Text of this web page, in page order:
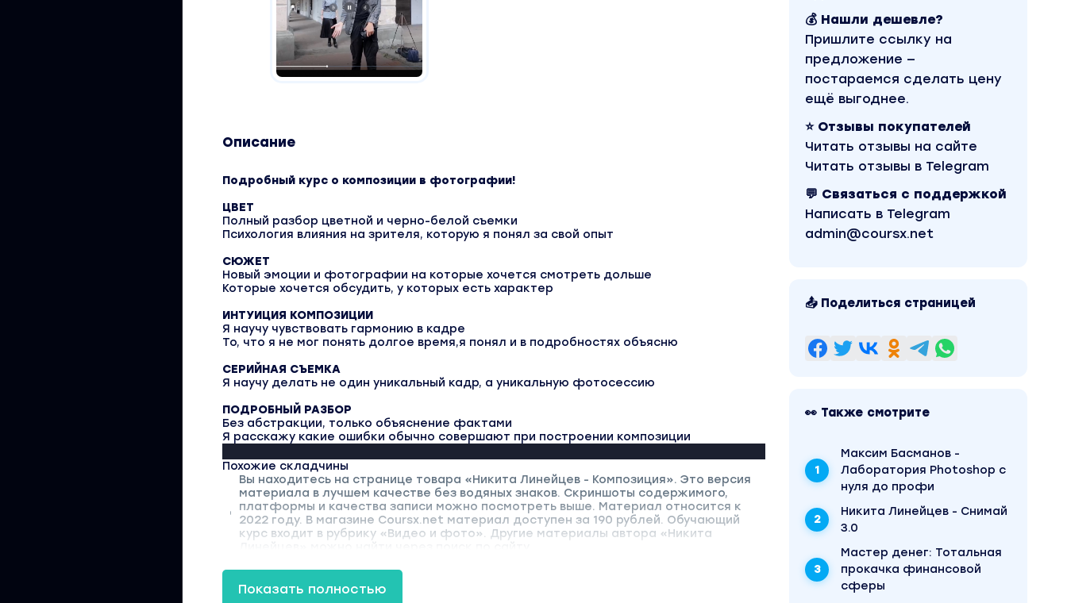
Описание
Подробный курс о композиции в фотографии!
ЦВЕТ
Полный разбор цветной и черно-белой съемки
Психология влияния на зрителя, которую я понял за свой опыт
СЮЖЕТ
Новый эмоции и фотографии на которые хочется смотреть дольше
Которые хочется обсудить, у которых есть характер
ИНТУИЦИЯ КОМПОЗИЦИИ
Я научу чувствовать гармонию в кадре
То, что я не мог понять долгое время,я понял и в подробностях объясню
СЕРИЙНАЯ СЪЕМКА
Я научу делать не один уникальный кадр, а уникальную фотосессию
ПОДРОБНЫЙ РАЗБОР
Без абстракции, только объяснение фактами
Я расскажу какие ошибки обычно совершают при построении композиции
Похожие складчины
Вы находитесь на странице товара «Никита Линейцев - Композиция». Это версия
материала в лучшем качестве без водяных знаков. Скриншоты содержимого,
платформы и качества записи можно посмотреть выше. Материал относится к
2022 году. В магазине Coursx.net материал доступен за 190 рублей. Обучающий
курс входит в рубрику «Видео и фото». Другие материалы автора «Никита
Показать полностью
💰 Нашли дешевле?
Пришлите ссылку на
предложение —
постараемся сделать цену
ещё выгоднее.
⭐ Отзывы покупателей
Читать отзывы на сайте
Читать отзывы в Telegram
💬 Связаться с поддержкой
Написать в Telegram
admin@coursx.net
📤 Поделиться страницей
👀 Также смотрите
Максим Басманов -
Лаборатория Photoshop с
нуля до профи
Никита Линейцев - Снимай
3.0
Mаcтер дeнeг: Тотальная
прокачка финансовой
сферы